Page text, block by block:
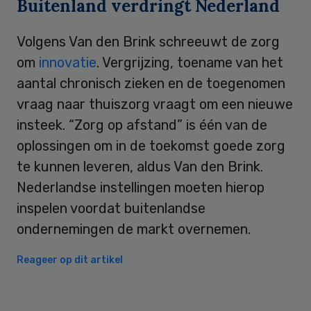
Buitenland verdringt Nederland
Volgens Van den Brink schreeuwt de zorg
om innovatie. Vergrijzing, toename van het
aantal chronisch zieken en de toegenomen
vraag naar thuiszorg vraagt om een nieuwe
insteek. “Zorg op afstand” is één van de
oplossingen om in de toekomst goede zorg
te kunnen leveren, aldus Van den Brink.
Nederlandse instellingen moeten hierop
inspelen voordat buitenlandse
ondernemingen de markt overnemen.
Reageer op dit artikel